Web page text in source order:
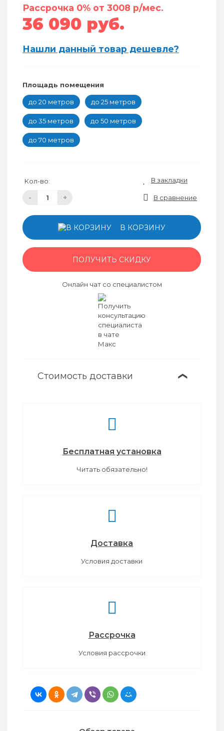
Рассрочка 0% от 3008 р/мес.
36 090 руб.
Нашли данный товар дешевле?
Площадь помещения
до 20 метров до 25 метров
до 35 метров до 50 метров
до 70 метров
Кол-во:
- +
В закладки
В сравнение
В КОРЗИНУ
ПОЛУЧИТЬ СКИДКУ
Онлайн чат со специалистом
Стоимость доставки ❯
Бесплатная установка
Читать обязательно!
Доставка
Условия доставки
Рассрочка
Условия рассрочки